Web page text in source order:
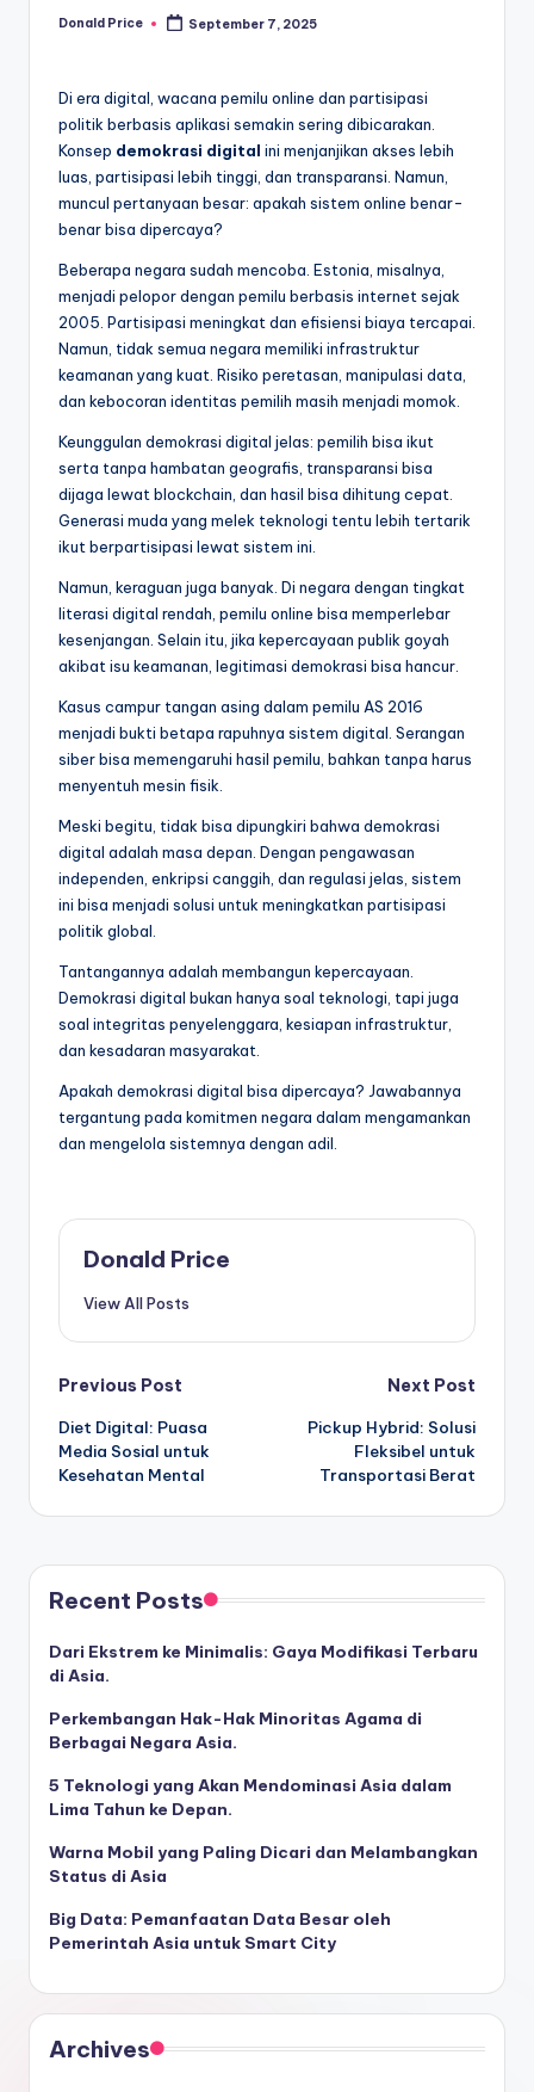
Posted
Donald Price September 7, 2025
Di era digital, wacana pemilu online dan partisipasi
politik berbasis aplikasi semakin sering dibicarakan.
Konsep demokrasi digital ini menjanjikan akses lebih
luas, partisipasi lebih tinggi, dan transparansi. Namun,
muncul pertanyaan besar: apakah sistem online benar-
benar bisa dipercaya?
Beberapa negara sudah mencoba. Estonia, misalnya,
menjadi pelopor dengan pemilu berbasis internet sejak
2005. Partisipasi meningkat dan efisiensi biaya tercapai.
Namun, tidak semua negara memiliki infrastruktur
keamanan yang kuat. Risiko peretasan, manipulasi data,
dan kebocoran identitas pemilih masih menjadi momok.
Keunggulan demokrasi digital jelas: pemilih bisa ikut
serta tanpa hambatan geografis, transparansi bisa
dijaga lewat blockchain, dan hasil bisa dihitung cepat.
Generasi muda yang melek teknologi tentu lebih tertarik
ikut berpartisipasi lewat sistem ini.
Namun, keraguan juga banyak. Di negara dengan tingkat
literasi digital rendah, pemilu online bisa memperlebar
kesenjangan. Selain itu, jika kepercayaan publik goyah
akibat isu keamanan, legitimasi demokrasi bisa hancur.
Kasus campur tangan asing dalam pemilu AS 2016
menjadi bukti betapa rapuhnya sistem digital. Serangan
siber bisa memengaruhi hasil pemilu, bahkan tanpa harus
menyentuh mesin fisik.
Meski begitu, tidak bisa dipungkiri bahwa demokrasi
digital adalah masa depan. Dengan pengawasan
independen, enkripsi canggih, dan regulasi jelas, sistem
ini bisa menjadi solusi untuk meningkatkan partisipasi
politik global.
Tantangannya adalah membangun kepercayaan.
Demokrasi digital bukan hanya soal teknologi, tapi juga
soal integritas penyelenggara, kesiapan infrastruktur,
dan kesadaran masyarakat.
Apakah demokrasi digital bisa dipercaya? Jawabannya
tergantung pada komitmen negara dalam mengamankan
dan mengelola sistemnya dengan adil.
Donald Price
View All Posts
Post
navigation
Previous Post
Diet Digital: Puasa
Media Sosial untuk
Kesehatan Mental
Next Post
Pickup Hybrid: Solusi
Fleksibel untuk
Transportasi Berat
Recent Posts
Dari Ekstrem ke Minimalis: Gaya Modifikasi Terbaru
di Asia.
Perkembangan Hak-Hak Minoritas Agama di
Berbagai Negara Asia.
5 Teknologi yang Akan Mendominasi Asia dalam
Lima Tahun ke Depan.
Warna Mobil yang Paling Dicari dan Melambangkan
Status di Asia
Big Data: Pemanfaatan Data Besar oleh
Pemerintah Asia untuk Smart City
Archives